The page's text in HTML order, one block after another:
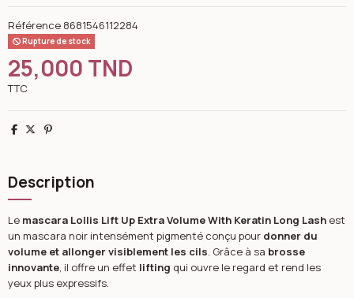
Référence 8681546112284
Rupture de stock
25,000 TND
TTC
Partager
TweetPinterest
Description
Le mascara Lollis Lift Up Extra Volume With Keratin Long Lashest
un mascara noir intensément pigmenté conçu pour donner du
volume et allonger visiblement les cils . Grâce à sa brosse
innovante, il offre un effet lifting qui ouvre le regard et rend les
yeux plus expressifs.